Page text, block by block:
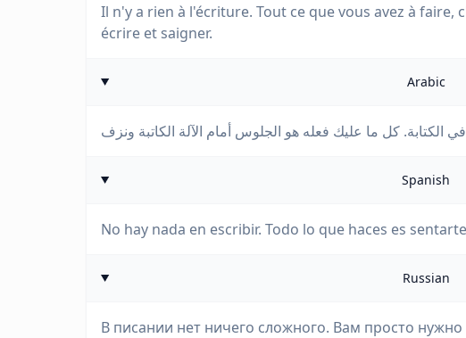
Il n'y a rien à l'écriture. Tout ce que vous avez à faire,
écrire et saigner.
Arabic
Spanish
No hay nada en escribir. Todo lo que haces es
Russian
В писании нет ничего сложного. Вам просто